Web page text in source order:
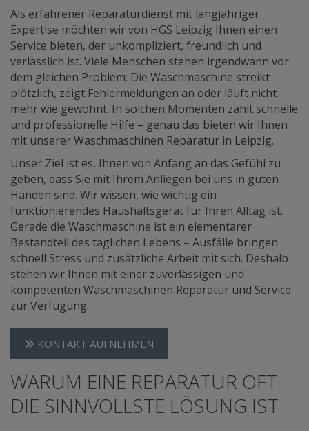
Als erfahrener Reparaturdienst mit langjähriger
Expertise möchten wir von HGS Leipzig Ihnen einen
Service bieten, der unkompliziert, freundlich und
verlässlich ist. Viele Menschen stehen irgendwann vor
dem gleichen Problem: Die Waschmaschine streikt
plötzlich, zeigt Fehlermeldungen an oder läuft nicht
mehr wie gewohnt. In solchen Momenten zählt schnelle
und professionelle Hilfe – genau das bieten wir Ihnen
mit unserer Waschmaschinen Reparatur in Leipzig.
Unser Ziel ist es, Ihnen von Anfang an das Gefühl zu
geben, dass Sie mit Ihrem Anliegen bei uns in guten
Händen sind. Wir wissen, wie wichtig ein
funktionierendes Haushaltsgerät für Ihren Alltag ist.
Gerade die Waschmaschine ist ein elementarer
Bestandteil des täglichen Lebens – Ausfälle bringen
schnell Stress und zusätzliche Arbeit mit sich. Deshalb
stehen wir Ihnen mit einer zuverlässigen und
kompetenten Waschmaschinen Reparatur und Service
zur Verfügung.
KONTAKT AUFNEHMEN
WARUM EINE REPARATUR OFT
DIE SINNVOLLSTE LÖSUNG IST